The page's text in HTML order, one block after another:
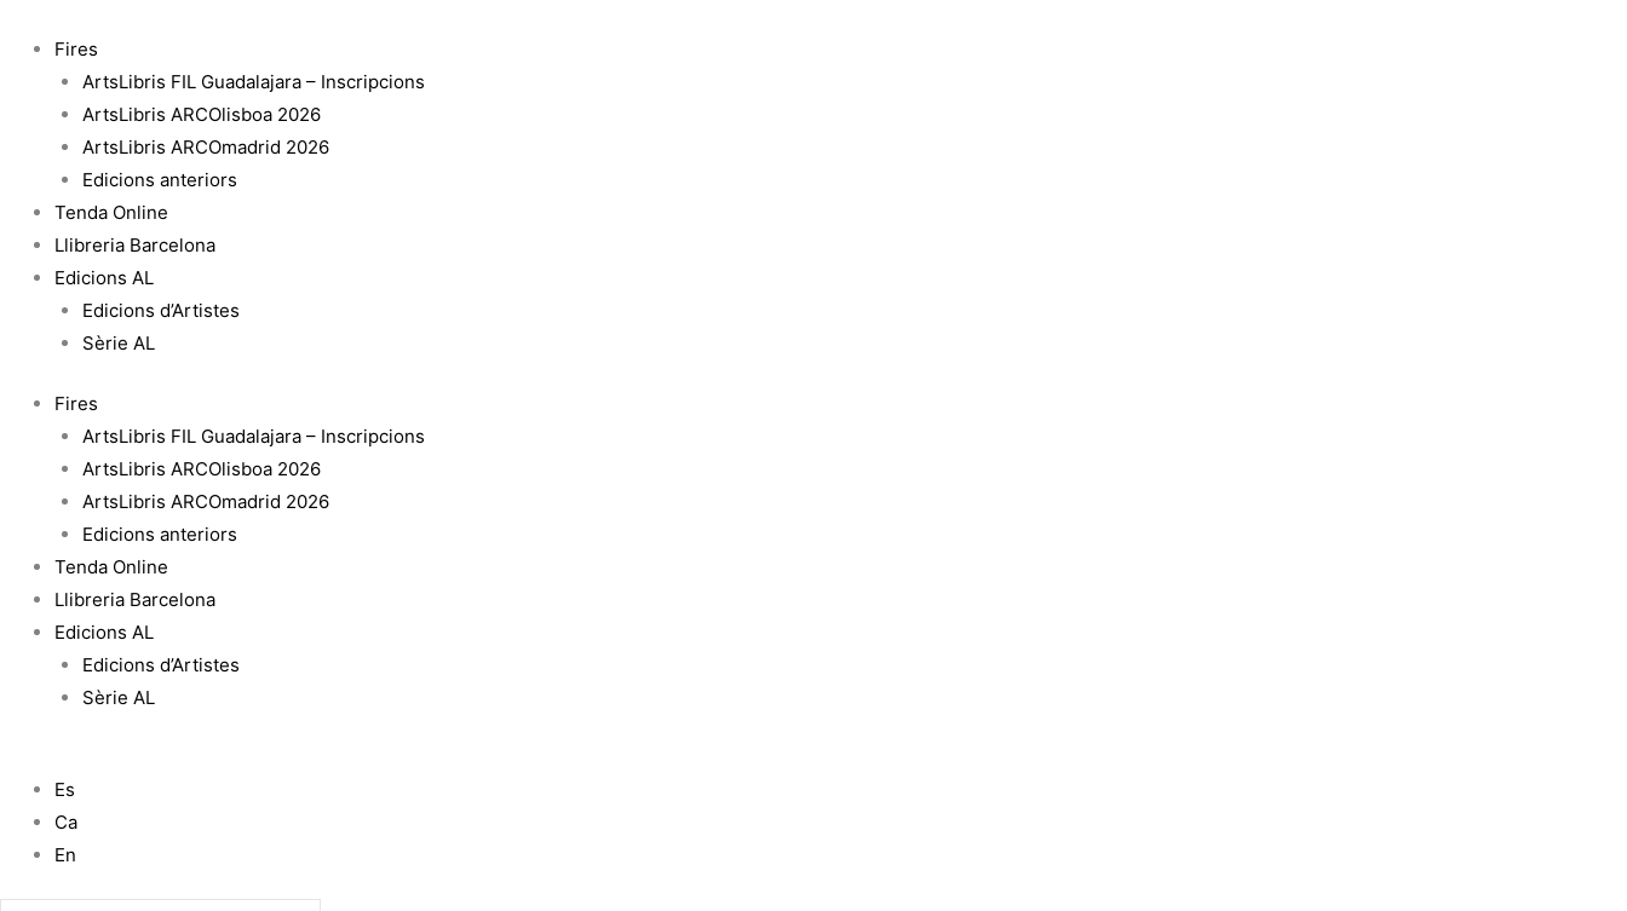
contingut
Fires
ArtsLibris FIL Guadalajara – Inscripcions
ArtsLibris ARCOlisboa 2026
ArtsLibris ARCOmadrid 2026
Edicions anteriors
Tenda Online
Llibreria Barcelona
Edicions AL
Edicions d’Artistes
Sèrie AL
Fires
ArtsLibris FIL Guadalajara – Inscripcions
ArtsLibris ARCOlisboa 2026
ArtsLibris ARCOmadrid 2026
Edicions anteriors
Tenda Online
Llibreria Barcelona
Edicions AL
Edicions d’Artistes
Sèrie AL
Es
Ca
En